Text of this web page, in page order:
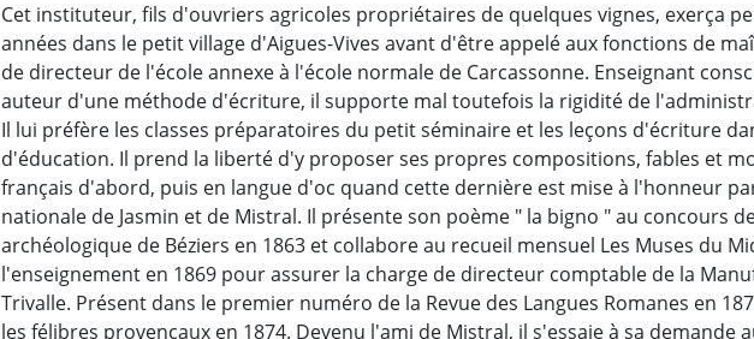
Cet instituteur, fils d'ouvriers agricoles propriétaires de quelques vignes, exerça
années dans le petit village d'Aigues-Vives avant d'être appelé aux fonctions de
de directeur de l'école annexe à l'école normale de Carcassonne. Enseignant
auteur d'une méthode d'écriture, il supporte mal toutefois la rigidité de
Il lui préfère les classes préparatoires du petit séminaire et les leçons d'écriture
d'éducation. Il prend la liberté d'y proposer ses propres compositions, fables et
français d'abord, puis en langue d'oc quand cette dernière est mise à l'honneur
nationale de Jasmin et de Mistral. Il présente son poème " la bigno " au concours
archéologique de Béziers en 1863 et collabore au recueil mensuel Les Muses du
l'enseignement en 1869 pour assurer la charge de directeur comptable de la
Trivalle. Présent dans le premier numéro de la Revue des Langues Romanes en
les félibres provençaux en 1874. Devenu l'ami de Mistral, il s'essaie à sa demande